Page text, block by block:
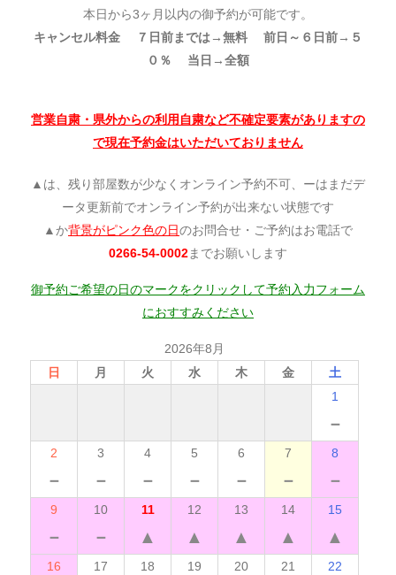
本日から3ヶ月以内の御予約が可能です。
キャンセル料金 ７日前までは→無料 前日～６日前→５
０％ 当日→全額
営業自粛・県外からの利用自粛など不確定要素がありますの
で現在予約金はいただいておりません
▲は、残り部屋数が少なくオンライン予約不可、ーはまだデ
ータ更新前でオンライン予約が出来ない状態です
▲か背景がピンク色の日のお問合せ・ご予約はお電話で
0266-54-0002までお願いします
御予約ご希望の日のマークをクリックして予約入力フォーム
におすすみください
2026年8月
日
月 火 水 木 金
土
1
－
2
－
3
－
4
－
5
－
6
－
7
－
8
－
9
－
10
－
11
▲
12
▲
13
▲
14
▲
15
▲
16 17 18 19 20 21 22